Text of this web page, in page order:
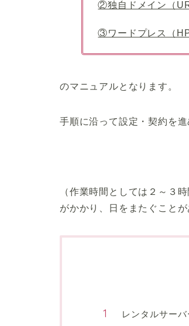
②独自ドメイン（
③ワードプレス（
のマニュアルとなります。
手順に沿って設定・契約を進
（作業時間としては２～３
がかかり、日をまたぐこと
レンタルサー